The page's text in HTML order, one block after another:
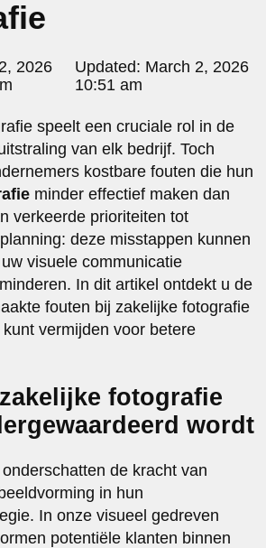
– annual report
special
2026
Updated: March 2, 2026
10:51 am
speelt een cruciale rol in de
van elk bedrijf. Toch
kostbare fouten die hun
minder effectief maken dan
verkeerde prioriteiten tot
deze misstappen kunnen
visuele communicatie
In dit artikel ontdekt u de
fouten bij zakelijke fotografie
vermijden voor betere
fotografie
wordt
de kracht van
in hun
In onze visueel gedreven
potentiële klanten binnen